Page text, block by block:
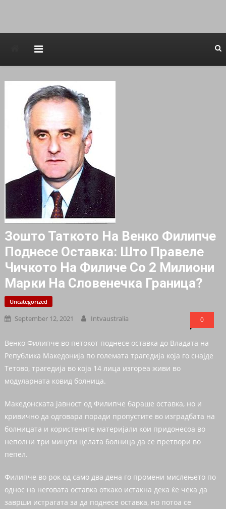
Зошто Таткото На Венко Филипче
Поднесе Ocтавка: Што Правеле
Чичкото На Филиче Со 2 Милиони
Марки На Словенечка Граница?
Uncategorized
September 12, 2021 Intvaustralia 0
Венко Филипче во петокот поднесе оставка до Владата на
Република Македонија по големата трагедија која го снајде
Тетово, трагедија во која 14 лица изгореа живи во
модуларната ковид болница.
Македонската јавност од Филипче бараше оставка, но и
кривично да одговара поради пропустите во изградбата на
болницата и користените материјали кои придонесоа во
неполни три минути целата болница да се претвори во
пепел.
Филипче во рок од само два дена го промени мислењето по
однос на неговата оставка откако истакна дека ќе чека да
заврши истрагата за да поднесе оставка, но потоа се